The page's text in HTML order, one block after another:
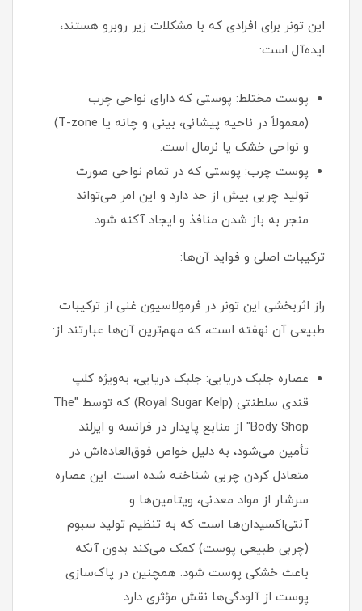
این تونر برای افرادی که با مشکلات زیر روبرو هستند،
ایده‌آل است:
پوست مختلط: پوستی که دارای نواحی چرب
(معمولاً در ناحیه پیشانی، بینی و چانه یا T-zone)
و نواحی خشک یا نرمال است.
پوست چرب: پوستی که در تمام نواحی صورت
تولید چربی بیش از حد دارد و این امر می‌تواند
منجر به باز شدن منافذ و ایجاد آکنه شود.
ترکیبات اصلی و فواید آن‌ها:
راز اثربخشی این تونر در فرمولاسیون غنی از ترکیبات
طبیعی آن نهفته است، که مهم‌ترین آن‌ها عبارتند از:
عصاره جلبک دریایی: جلبک دریایی، به‌ویژه کلپ
قندی سلطنتی (Royal Sugar Kelp) که توسط "The
Body Shop" از منابع پایدار در فرانسه و ایرلند
تأمین می‌شود، به دلیل خواص فوق‌العاده‌اش در
متعادل کردن چربی شناخته شده است. این عصاره
سرشار از مواد معدنی، ویتامین‌ها و
آنتی‌اکسیدان‌ها است که به تنظیم تولید سبوم
(چربی طبیعی پوست) کمک می‌کند بدون آنکه
باعث خشکی پوست شود. همچنین در پاک‌سازی
پوست از آلودگی‌ها نقش مؤثری دارد.